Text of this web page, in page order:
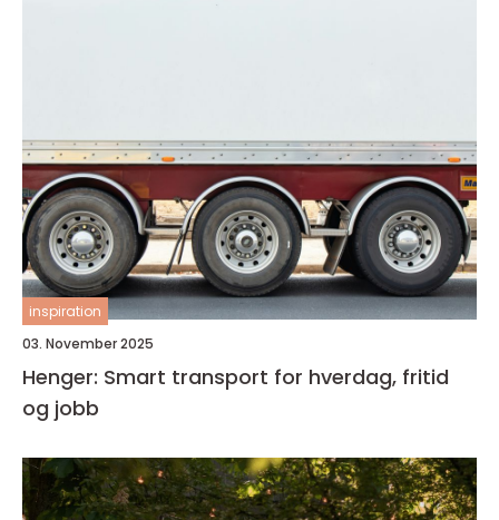
inspiration
03. November 2025
Henger: Smart transport for hverdag, fritid
og jobb